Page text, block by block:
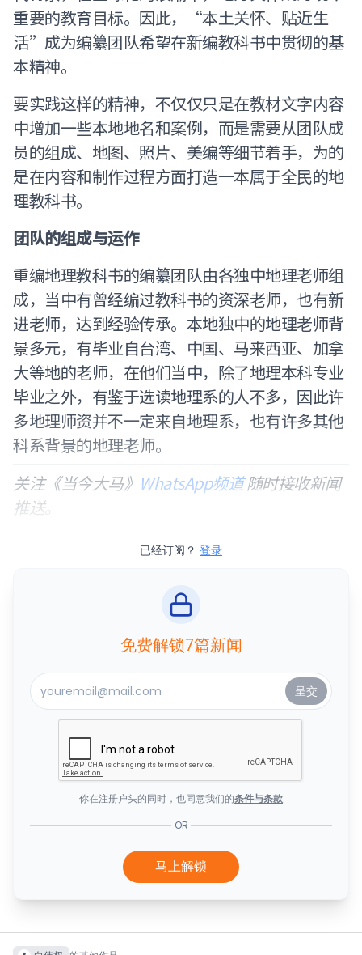
重要的教育目标。因此，“本土关怀、贴近生
活”成为编纂团队希望在新编教科书中贯彻的基
本精神。
要实践这样的精神，不仅仅只是在教材文字内容
中增加一些本地地名和案例，而是需要从团队成
员的组成、地图、照片、美编等细节着手，为的
是在内容和制作过程方面打造一本属于全民的地
理教科书。
团队的组成与运作
重编地理教科书的编纂团队由各独中地理老师组
成，当中有曾经编过教科书的资深老师，也有新
进老师，达到经验传承。本地独中的地理老师背
景多元，有毕业自台湾、中国、马来西亚、加拿
大等地的老师，在他们当中，除了地理本科专业
毕业之外，有鉴于选读地理系的人不多，因此许
多地理师资并不一定来自地理系，也有许多其他
科系背景的地理老师。
关注《当今大马》 WhatsApp频道随时接收新闻
推送。
已经订阅？ 登录
免费解锁7篇新闻
你在注册户头的同时，也同意我们的条件与条款
OR
马上解锁